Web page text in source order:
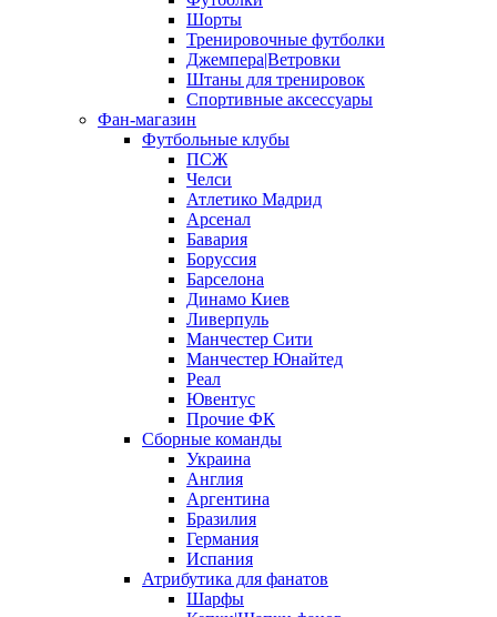
Шорты
Тренировочные футболки
Джемпера|Ветровки
Штаны для тренировок
Спортивные аксессуары
Фан-магазин
Футбольные клубы
ПСЖ
Челси
Атлетико Мадрид
Арсенал
Бавария
Боруссия
Барселона
Динамо Киев
Ливерпуль
Манчестер Сити
Манчестер Юнайтед
Реал
Ювентус
Прочие ФК
Сборные команды
Украина
Англия
Аргентина
Бразилия
Германия
Испания
Атрибутика для фанатов
Шарфы